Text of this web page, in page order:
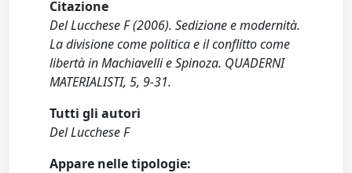
Citazione
Del Lucchese F (2006). Sedizione e modernità.
La divisione come politica e il conflitto come
libertà in Machiavelli e Spinoza. QUADERNI
MATERIALISTI, 5, 9-31.
Tutti gli autori
Del Lucchese F
Appare nelle tipologie: